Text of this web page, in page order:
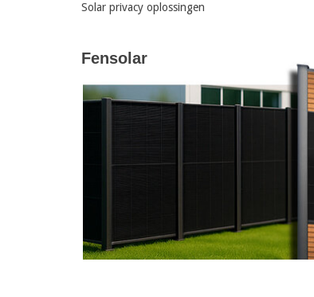
Solar privacy oplossingen
Fensolar